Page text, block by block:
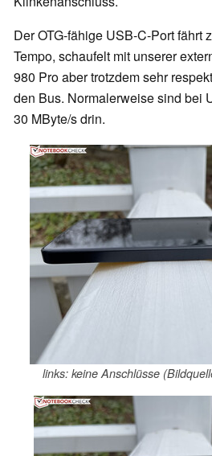
Der OTG-fähige USB-C-Port fährt
Tempo, schaufelt mit unserer
980 Pro aber trotzdem sehr
den Bus. Normalerweise sind bei
30 MByte/s drin.
links: keine Anschlüsse